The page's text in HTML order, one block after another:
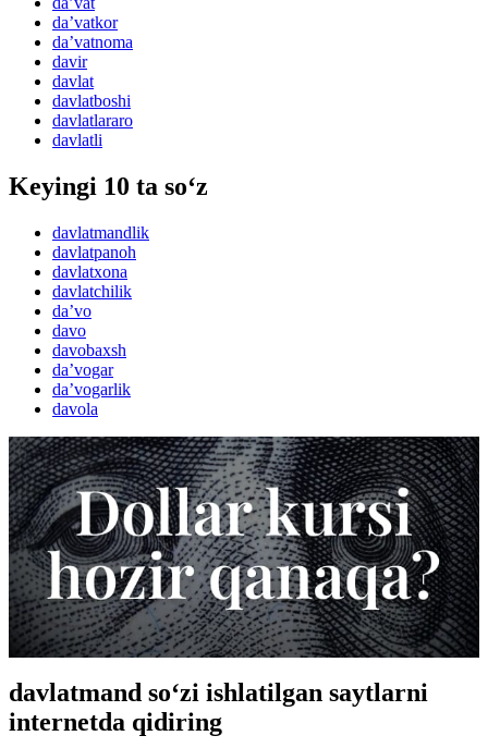
daʼvatkor
daʼvatnoma
davir
davlat
davlatboshi
davlatlararo
davlatli
Keyingi 10 ta so‘z
davlatmandlik
davlatpanoh
davlatxona
davlatchilik
daʼvo
davo
davobaxsh
daʼvogar
daʼvogarlik
davola
davlatmand so‘zi ishlatilgan saytlarni
internetda qidiring